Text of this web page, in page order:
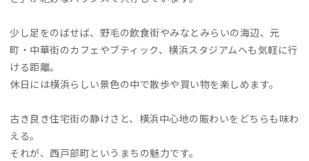
少し足をのばせば、野毛の飲食街やみなとみらいの海辺、元
町・中華街のカフェやブティック、横浜スタジアムへも気軽に行
ける距離。
休日には横浜らしい景色の中で散歩や買い物を楽しめます。
古き良き住宅街の静けさと、横浜中心地の賑わいをどちらも味わ
える。
それが、西戸部町というまちの魅力です。